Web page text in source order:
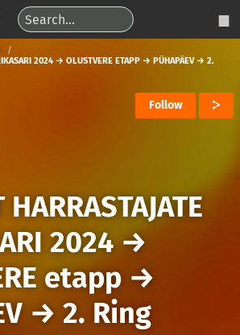
2024 → OLUSTVERE ETAPP → PÜHAPÄEV → 2.
Follow
2024→
etapp →
→ 2. Ring